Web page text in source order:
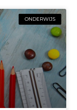
ONDERWIJS